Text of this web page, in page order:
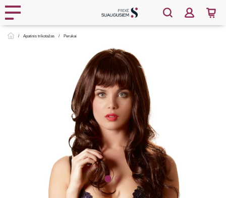
Apatinis trikotažas Perukai